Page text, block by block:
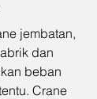
jembatan,
dan
beban
Crane